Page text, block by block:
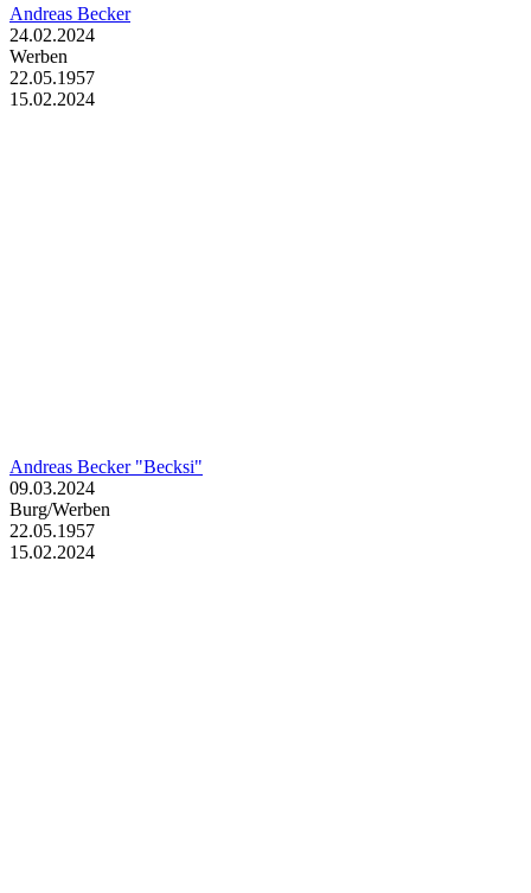
Andreas Becker
24.02.2024
Werben
22.05.1957
15.02.2024
Andreas Becker "Becksi"
09.03.2024
Burg/Werben
22.05.1957
15.02.2024